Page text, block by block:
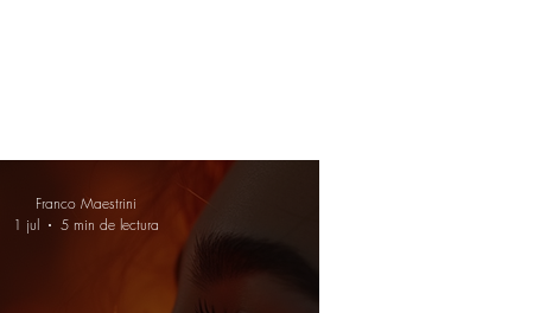
Franco Maestrini
1 jul
5 min de lectura